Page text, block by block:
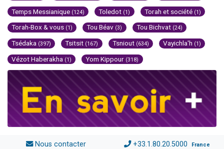
Temps Messianique (124) Toledot (1) Torah et société (1)
Torah-Box & vous (1) Tou Béav (3) Tou Bichvat (24)
Tsédaka (397) Tsitsit (167) Tsniout (634) Vayichla'h (1)
Vézot Haberakha (1) Yom Kippour (318)
Nous contacter +33.1.80.20.5000 France